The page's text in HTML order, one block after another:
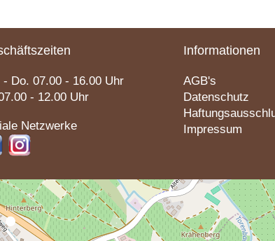
- Do. 07.00 - 16.00 Uhr
- 12.00 Uhr
Netzwerke
Informationen
AGB's
Datenschutz
Impressum